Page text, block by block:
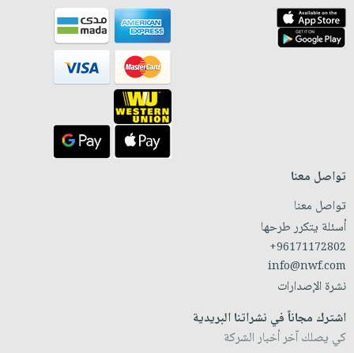
تواصل معنا
تواصل معنا
أسئلة يتكرر طرحها
+96171172802
info@nwf.com
نشرة الإصدارات
اشترك مجاناً في نشراتنا البريدية
كي يصلك آخر أخبار الشركة